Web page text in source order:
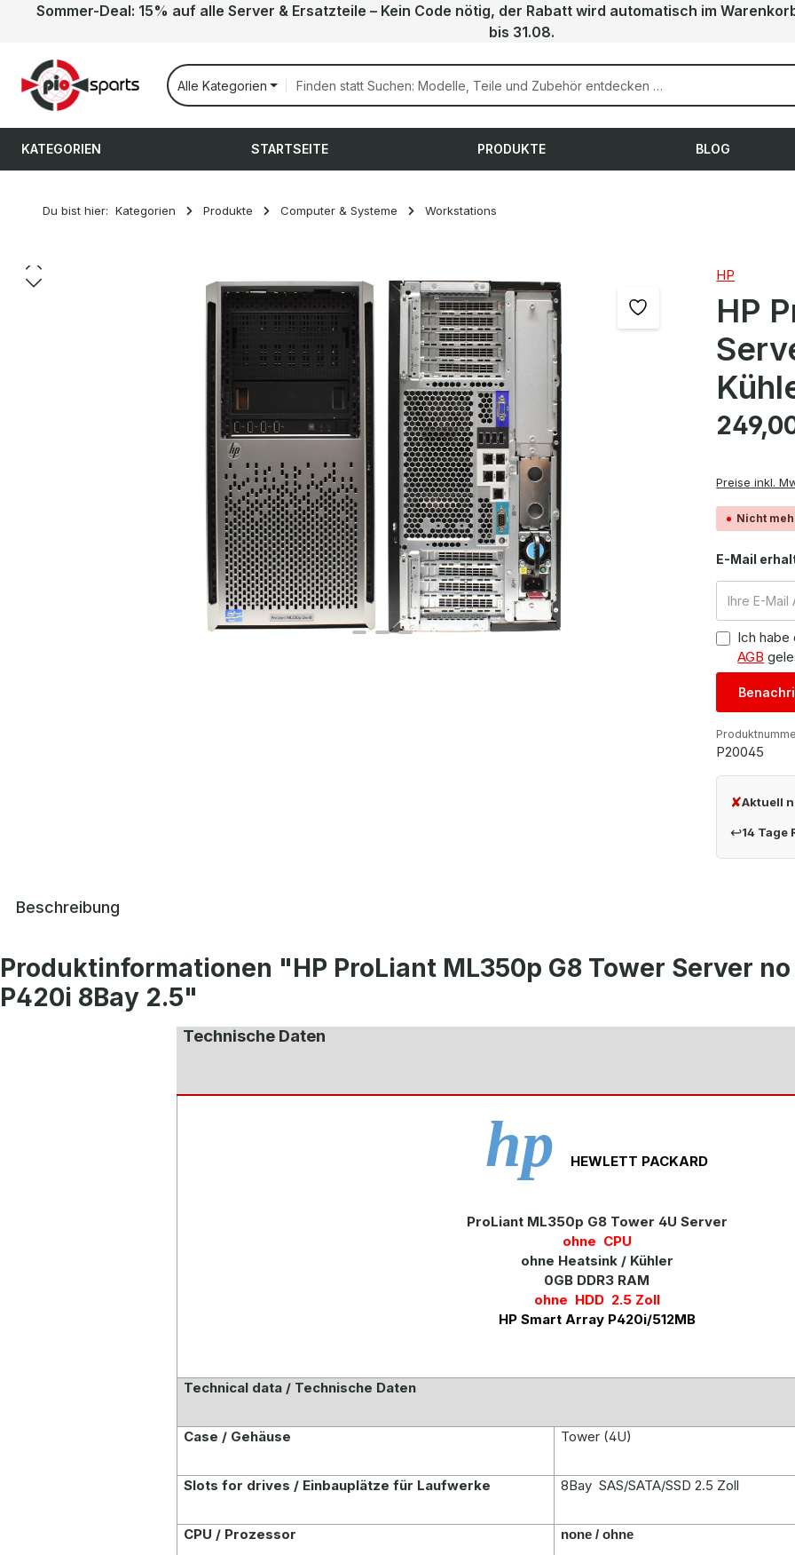
Hauptinhalt springen
Zur Suche springen
Zur Hauptnavigation springen
Sommer-Deal: 15% auf alle Server & Ersatzteile – Kein Code nötig, der Rabatt wird automatisch im
bis 31.08.
Alle Kategorien
KATEGORIEN STARTSEITE PRODUKTE BLOG
Du bist hier: Kategorien Produkte Computer & Systeme Workstations
Bildergalerie überspringen HP
HP
Regulärer
Preise inkl.
Nicht
E-Mail
Ich
AGB
P20045
✘Aktuell
↩14 Tage
Beschreibung
Produktinformationen "HP ProLiant ML350p G8 Tower Server no
P420i 8Bay 2.5"
Technische Daten
hp HEWLETT PACKARD
ProLiant ML350p G8 Tower 4U Server
ohne CPU
ohne Heatsink / Kühler
0GB DDR3 RAM
ohne HDD 2.5 Zoll
HP Smart Array P420i/512MB
Technical data / Technische Daten
Case / Gehäuse Tower (4U)
Slots for drives / Einbauplätze für Laufwerke 8Bay SAS/SATA/SSD 2.5 Zoll
CPU / Prozessor none / ohne